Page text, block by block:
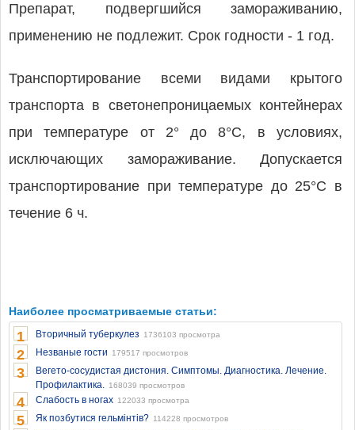
Препарат, подвергшийся замораживанию,
применению не подлежит. Срок годности - 1 год.
Транспортирование всеми видами крытого
транспорта в светонепроницаемых контейнерах
при температуре от 2° до 8°C, в условиях,
исключающих замораживание. Допускается
транспортирование при температуре до 25°C в
течение 6 ч.
Наиболее просматриваемые статьи:
1 Вторичный туберкулез 1736103 просмотра
2 Незваные гости 179517 просмотров
3
Вегето-сосудистая дистония. Симптомы. Диагностика. Лечение.
Профилактика. 168039 просмотров
4 Слабость в ногах 122033 просмотра
5 Як позбутися гельмінтів? 114228 просмотров